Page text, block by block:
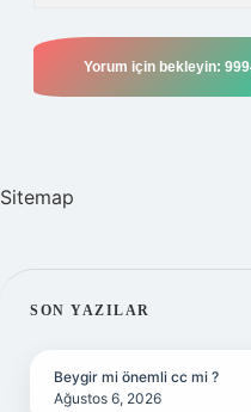
Sitemap
SIDEBAR
SON YAZILAR
Beygir mi önemli cc mi ?
Ağustos 6, 2026